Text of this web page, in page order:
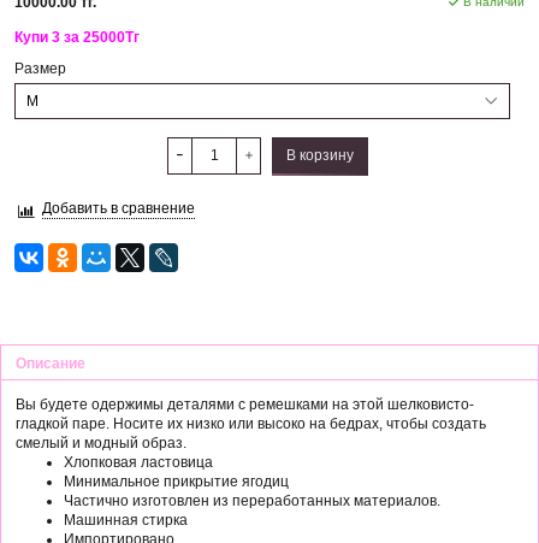
Купи 3 за 25000Тг
Размер
В корзину
Добавить в сравнение
Описание
Вы будете одержимы деталями с ремешками на этой шелковисто-
гладкой паре. Носите их низко или высоко на бедрах, чтобы создать
смелый и модный образ.
Хлопковая ластовица
Минимальное прикрытие ягодиц
Частично изготовлен из переработанных материалов.
Машинная стирка
Импортировано